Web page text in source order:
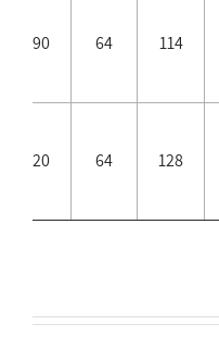
114
64
190
128
64
220